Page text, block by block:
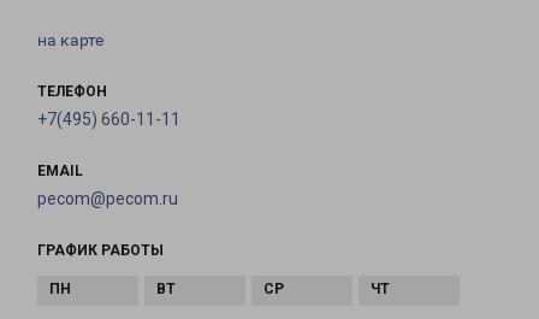
на карте
ТЕЛЕФОН
+7(495) 660-11-11
EMAIL
pecom@pecom.ru
ГРАФИК РАБОТЫ